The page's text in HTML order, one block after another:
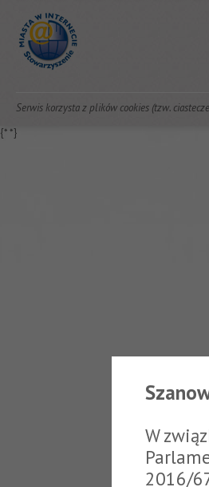
Serwis korzysta z plików cookies (tzw.
{**}
W
2016/